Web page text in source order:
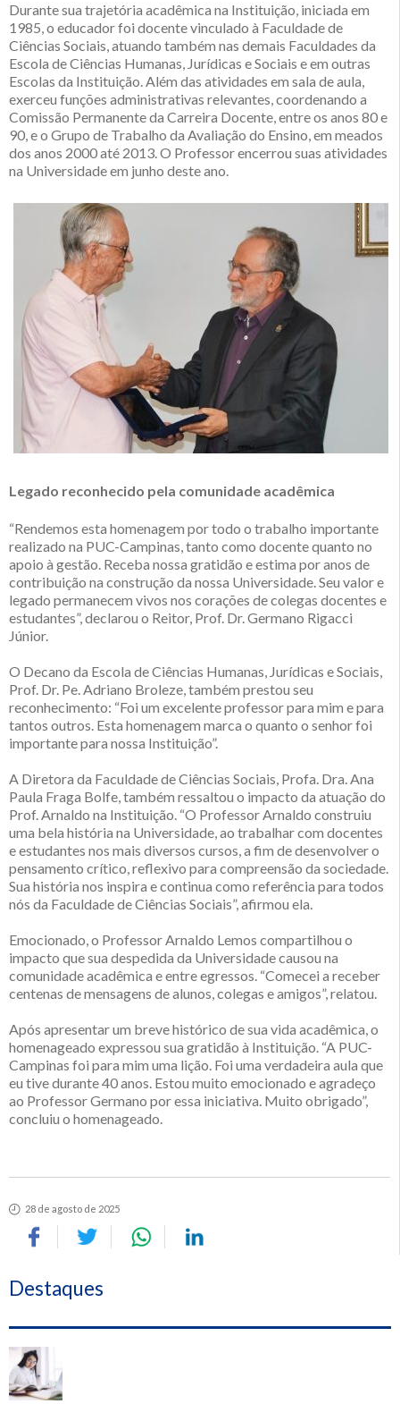
Durante sua trajetória acadêmica na Instituição, iniciada em
1985, o educador foi docente vinculado à Faculdade de
Ciências Sociais, atuando também nas demais Faculdades da
Escola de Ciências Humanas, Jurídicas e Sociais e em outras
Escolas da Instituição. Além das atividades em sala de aula,
exerceu funções administrativas relevantes, coordenando a
Comissão Permanente da Carreira Docente, entre os anos 80 e
90, e o Grupo de Trabalho da Avaliação do Ensino, em meados
dos anos 2000 até 2013. O Professor encerrou suas atividades
na Universidade em junho deste ano.
Legado reconhecido pela comunidade acadêmica
“Rendemos esta homenagem por todo o trabalho importante
realizado na PUC-Campinas, tanto como docente quanto no
apoio à gestão. Receba nossa gratidão e estima por anos de
contribuição na construção da nossa Universidade. Seu valor e
legado permanecem vivos nos corações de colegas docentes e
estudantes”, declarou o Reitor, Prof. Dr. Germano Rigacci
Júnior.
O Decano da Escola de Ciências Humanas, Jurídicas e Sociais,
Prof. Dr. Pe. Adriano Broleze, também prestou seu
reconhecimento: “Foi um excelente professor para mim e para
tantos outros. Esta homenagem marca o quanto o senhor foi
importante para nossa Instituição”.
A Diretora da Faculdade de Ciências Sociais, Profa. Dra. Ana
Paula Fraga Bolfe, também ressaltou o impacto da atuação do
Prof. Arnaldo na Instituição. “O Professor Arnaldo construiu
uma bela história na Universidade, ao trabalhar com docentes
e estudantes nos mais diversos cursos, a fim de desenvolver o
pensamento crítico, reflexivo para compreensão da sociedade.
Sua história nos inspira e continua como referência para todos
nós da Faculdade de Ciências Sociais”, afirmou ela.
Emocionado, o Professor Arnaldo Lemos compartilhou o
impacto que sua despedida da Universidade causou na
comunidade acadêmica e entre egressos. “Comecei a receber
centenas de mensagens de alunos, colegas e amigos”, relatou.
Após apresentar um breve histórico de sua vida acadêmica, o
homenageado expressou sua gratidão à Instituição. “A PUC-
Campinas foi para mim uma lição. Foi uma verdadeira aula que
eu tive durante 40 anos. Estou muito emocionado e agradeço
ao Professor Germano por essa iniciativa. Muito obrigado”,
concluiu o homenageado.
28 de agosto de 2025
Destaques